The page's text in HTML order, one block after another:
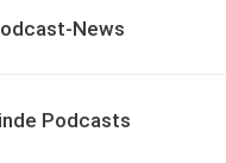
News
Podcasts